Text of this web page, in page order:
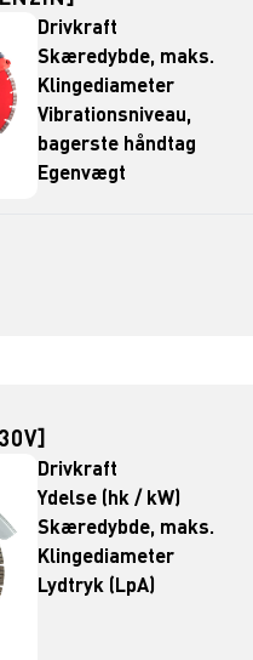
Drivkraft
Skæredybde, maks.
Klingediameter
Vibrationsniveau,
bagerste håndtag
Egenvægt
Drivkraft
Ydelse (hk / kW)
Skæredybde, maks.
Klingediameter
Lydtryk (LpA)